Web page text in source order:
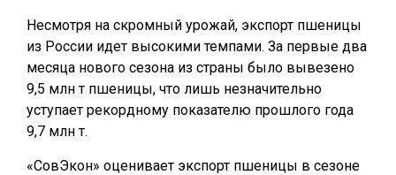
Несмотря на скромный урожай, экспорт пшеницы
из России идет высокими темпами. За первые два
месяца нового сезона из страны было вывезено
9,5 млн т пшеницы, что лишь незначительно
уступает рекордному показателю прошлого года
9,7 млн т.
«СовЭкон» оценивает экспорт пшеницы в сезоне